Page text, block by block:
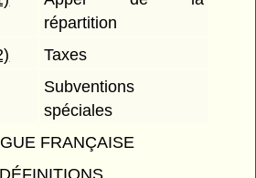
répartition
Taxes
Subventions
spéciales
FRANÇAISE